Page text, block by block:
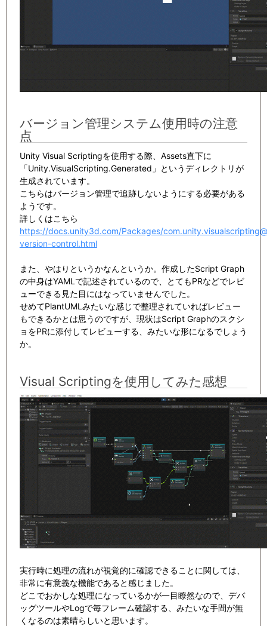
バージョン管理システム使用時の注意
点
Unity Visual Scriptingを使用する際、Assets直下に
「Unity.VisualScripting.Generated」というディレクトリが
生成されています。
こちらはバージョン管理で追跡しないようにする必要がある
ようです。
詳しくはこちら
https://docs.unity3d.com/Packages/
version-control.html
また、やはりというかなんというか。作成したScript Graph
の中身はYAMLで記述されているので、とてもPRなどでレビ
ューできる見た目にはなっていませんでした。
せめてPlantUMLみたいな感じで整理されていればレビュー
もできるかとは思うのですが、現状はScript Graphのスクシ
ョをPRに添付してレビューする、みたいな形になるでしょう
か。
Visual Scriptingを使用してみた感想
実行時に処理の流れが視覚的に確認できることに関しては、
非常に有意義な機能であると感じました。
どこでおかしな処理になっているかが一目瞭然なので、デバ
ッグツールやLogで毎フレーム確認する、みたいな手間が無
くなるのは素晴らしいと思います。